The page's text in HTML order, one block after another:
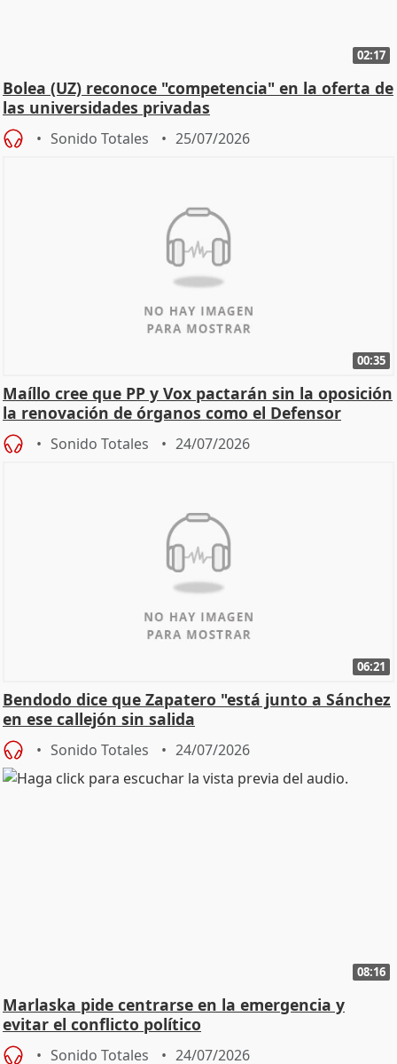
02:17
Bolea (UZ) reconoce "competencia" en la oferta de
las universidades privadas
Sonido Totales 25/07/2026
00:35
Maíllo cree que PP y Vox pactarán sin la oposición
la renovación de órganos como el Defensor
Sonido Totales 24/07/2026
06:21
Bendodo dice que Zapatero "está junto a Sánchez
en ese callejón sin salida
Sonido Totales 24/07/2026
08:16
Marlaska pide centrarse en la emergencia y
evitar el conflicto político
Sonido Totales 24/07/2026